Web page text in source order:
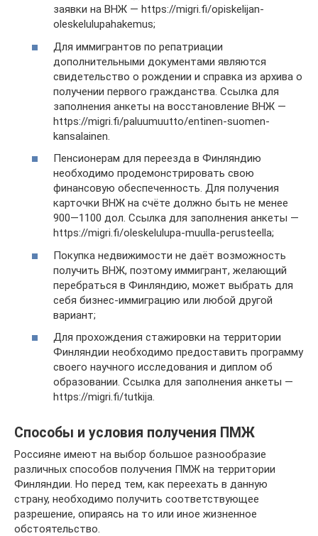
заявки на ВНЖ — https://migri.fi/opiskelijan-
oleskelulupahakemus;
Для иммигрантов по репатриации
дополнительными документами являются
свидетельство о рождении и справка из архива о
получении первого гражданства. Ссылка для
заполнения анкеты на восстановление ВНЖ —
https://migri.fi/paluumuutto/entinen-suomen-
kansalainen.
Пенсионерам для переезда в Финляндию
необходимо продемонстрировать свою
финансовую обеспеченность. Для получения
карточки ВНЖ на счёте должно быть не менее
900—1100 дол. Ссылка для заполнения анкеты —
https://migri.fi/oleskelulupa-muulla-perusteella;
Покупка недвижимости не даёт возможность
получить ВНЖ, поэтому иммигрант, желающий
перебраться в Финляндию, может выбрать для
себя бизнес-иммиграцию или любой другой
вариант;
Для прохождения стажировки на территории
Финляндии необходимо предоставить программу
своего научного исследования и диплом об
образовании. Ссылка для заполнения анкеты —
https://migri.fi/tutkija.
Способы и условия получения ПМЖ
Россияне имеют на выбор большое разнообразие
различных способов получения ПМЖ на территории
Финляндии. Но перед тем, как переехать в данную
страну, необходимо получить соответствующее
разрешение, опираясь на то или иное жизненное
обстоятельство.